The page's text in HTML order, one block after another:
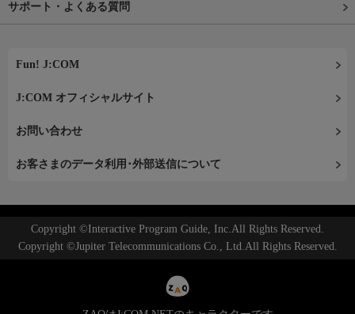
サポート・よくある質問
Fun! J:COM
J:COM オフィシャルサイト
お問い合わせ
お客さまのデータ利用･外部送信について
Copyright ©Interactive Program Guide, Inc.All Rights Reserved.
Copyright ©Jupiter Telecommunications Co., Ltd.All Rights Reserved.